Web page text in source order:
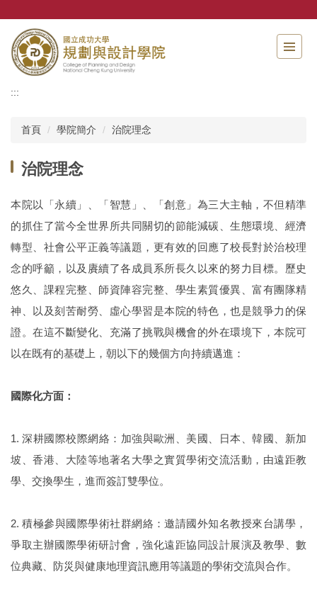
主
要
內
區
:::
首頁 學院簡介 治院理念
治院理念
本院以「永續」、「智慧」、「創意」為三大主軸，不但精準
的抓住了當今全世界所共同關切的節能減碳、生態環境、經濟
轉型、社會公平正義等議題，更有效的回應了校長對於治校理
念的呼籲，以及賡續了各成員系所長久以來的努力目標。歷史
悠久、課程完整、師資陣容完整、學生素質優異、富有團隊精
神、以及刻苦耐勞、虛心學習是本院的特色，也是競爭力的保
證。在這不斷變化、充滿了挑戰與機會的外在環境下，本院可
以在既有的基礎上，朝以下的幾個方向持續邁進：
國際化方面：
1. 深耕國際校際網絡：加強與歐洲、美國、日本、韓國、新加
坡、香港、大陸等地著名大學之實質學術交流活動，由遠距教
學、交換學生，進而簽訂雙學位。
2. 積極參與國際學術社群網絡：邀請國外知名教授來台講學，
爭取主辦國際學術研討會，強化遠距協同設計展演及教學、數
位典藏、防災與健康地理資訊應用等議題的學術交流與合作。